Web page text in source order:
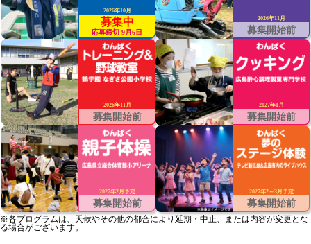
2026年10月
募集中
応募締切 9月6日
2026年11月
募集開始前
2026年11月
募集開始前
2027年1月
募集開始前
2027年2月予定
募集開始前
2027年2～3月予定
募集開始前
※各プログラムは、天候やその他の都合により延期・中止、または内容が変更とな
る場合がございます。